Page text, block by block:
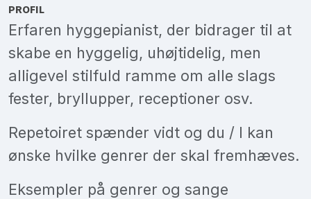
PROFIL
Erfaren hyggepianist, der bidrager til at
skabe en hyggelig, uhøjtidelig, men
alligevel stilfuld ramme om alle slags
fester, bryllupper, receptioner osv.
Repetoiret spænder vidt og du / I kan
ønske hvilke genrer der skal fremhæves.
Eksempler på genrer og sange